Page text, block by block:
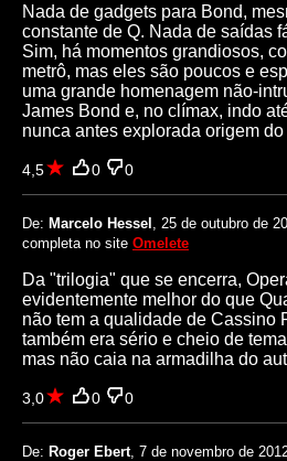
Nada de gadgets para Bond,
constante de Q. Nada de saídas
Sim, há momentos grandiosos,
metrô, mas eles são poucos e
uma grande homenagem não-
James Bond e, no clímax, indo
nunca antes explorada origem
4,5 0 0
De: Marcelo Hessel , 25 de outubro de
completa no site Omelete
Da "trilogia" que se encerra,
evidentemente melhor do que
não tem a qualidade de Cassino
também era sério e cheio de
mas não caia na armadilha do
3,0 0 0
De: Roger Ebert, 7 de novembro de